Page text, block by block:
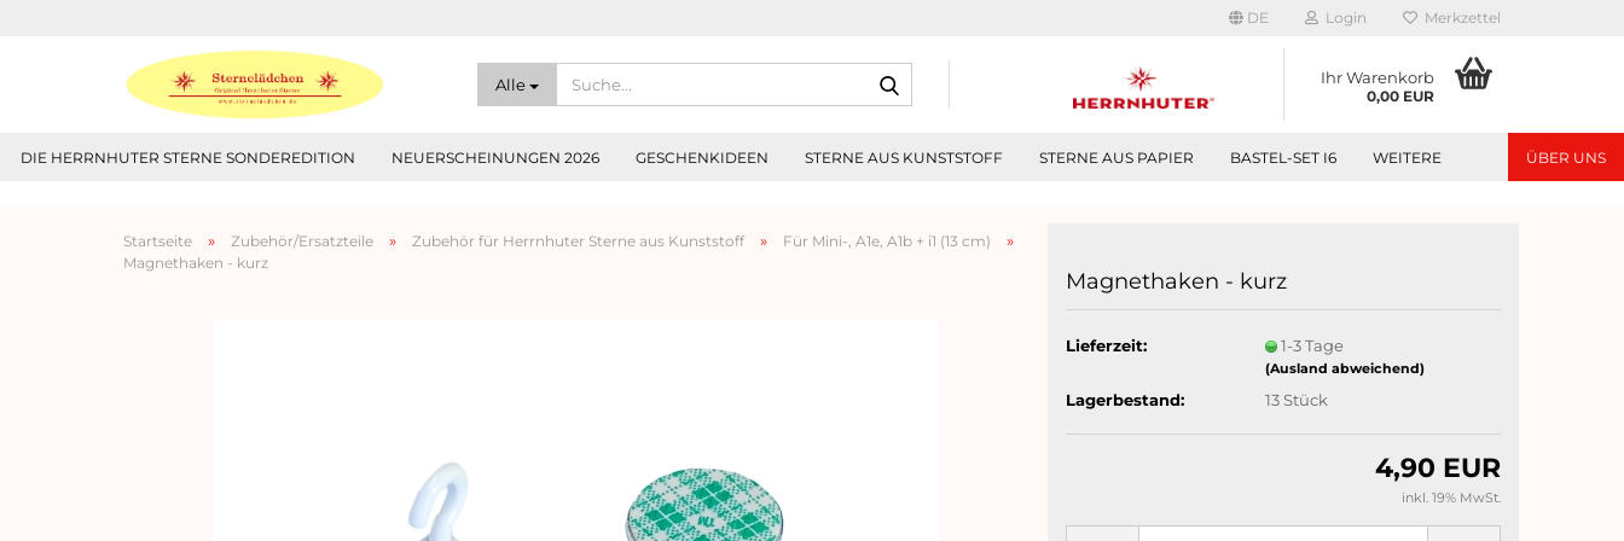
DE Login Merkzettel
Alle Ihr Warenkorb
0,00 EUR
DIE HERRNHUTER STERNE SONDEREDITION NEUERSCHEINUNGEN 2026 GESCHENKIDEEN STERNE AUS KUNSTSTOFF STERNE AUS PAPIER BASTEL-SET I6 ÜBER UNS
WEITERE
Startseite » Zubehör/Ersatzteile » Zubehör für Herrnhuter Sterne aus Kunststoff » Für Mini-, A1e, A1b + i1 (13 cm) »
Magnethaken - kurz
Magnethaken - kurz
Lieferzeit: 1-3 Tage
(Ausland abweichend)
Lagerbestand: 13Stück
4,90 EUR
inkl. 19% MwSt.